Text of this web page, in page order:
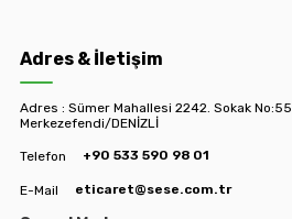
Adres & İletişim
Adres : Sümer Mahallesi 2242. Sokak No:55
Merkezefendi/DENİZLİ
Telefon +90 533 590 98 01
E-Mail eticaret@sese.com.tr